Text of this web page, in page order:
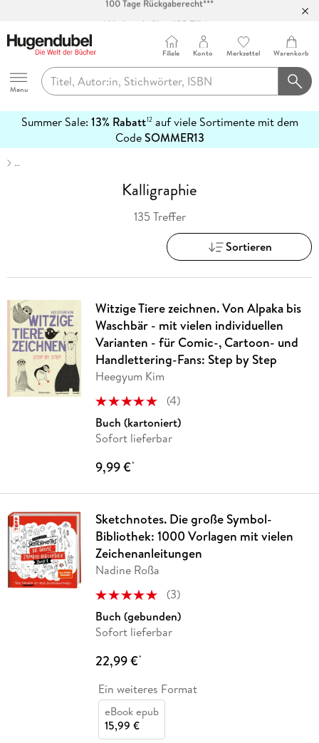
Abholung in über 100 Filialen
Hugendubel
Menu
Filiale Konto Merkzettel Warenkorb
Summer Sale: 13% Rabatt12auf viele Sortimente mit dem
CodeSOMMER13
erfahren
…
Kalligraphie
135 Treffer
Sortieren
Witzige Tiere zeichnen. Von Alpaka bis
Waschbär - mit vielen individuellen
Varianten - für Comic-, Cartoon- und
Handlettering-Fans: Step by Step
Heegyum Kim
(4)
Buch (kartoniert)
Sofort lieferbar
9,99 €*
Sketchnotes. Die große Symbol-
Bibliothek: 1000 Vorlagen mit vielen
Zeichenanleitungen
Nadine Roßa
(3)
Buch (gebunden)
Sofort lieferbar
22,99 €*
Ein weiteres Format
eBook epub
15,99 €